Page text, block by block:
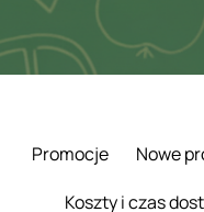
Promocje Nowe
Koszty i czas